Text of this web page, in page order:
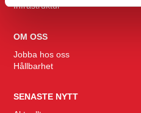
Infrastruktur
OM OSS
Jobba hos oss
Hållbarhet
SENASTE NYTT